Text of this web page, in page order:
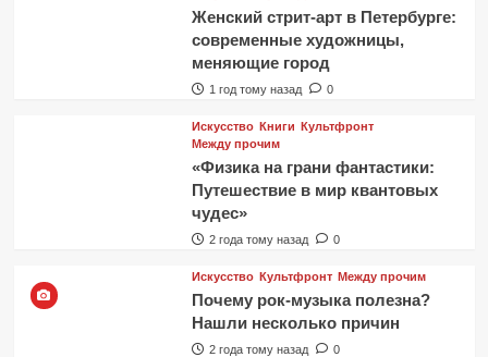
Женский стрит-арт в Петербурге:
современные художницы,
меняющие город
1 год тому назад 0
Искусство Книги Культфронт
Между прочим
«Физика на грани фантастики:
Путешествие в мир квантовых
чудес»
2 года тому назад 0
Искусство Культфронт Между прочим
Почему рок-музыка полезна?
Нашли несколько причин
2 года тому назад 0